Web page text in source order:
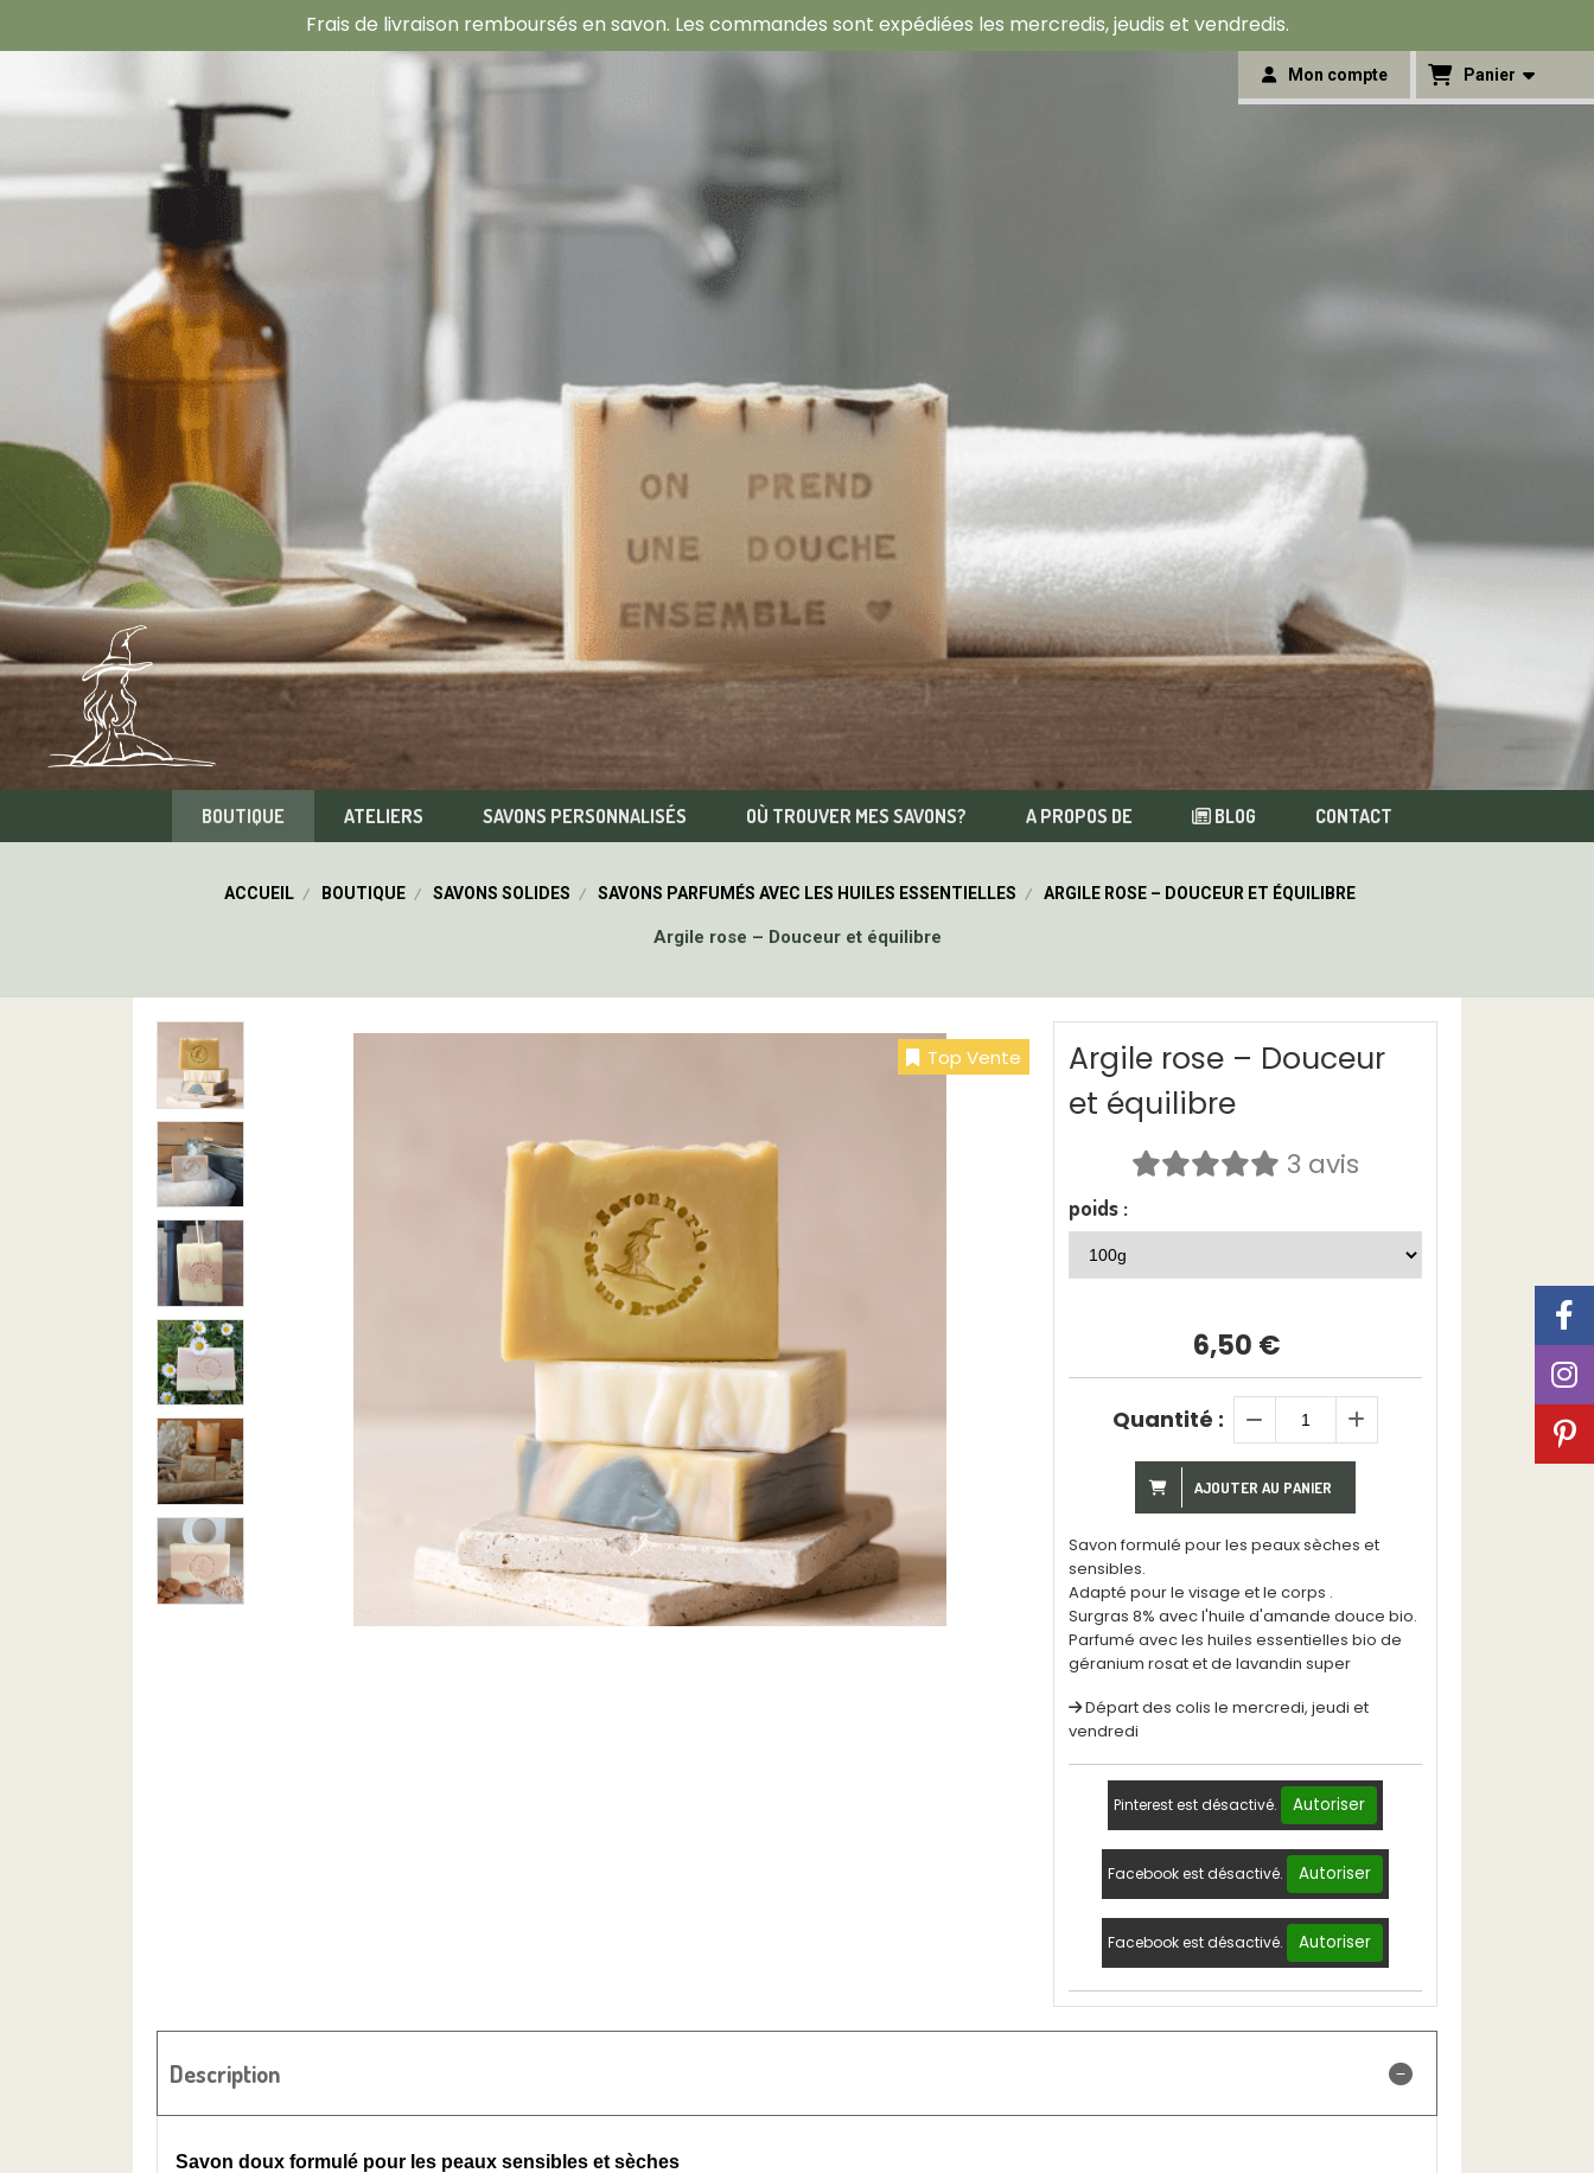
Frais de livraison remboursés en savon. Les commandes sont expédiées les mercredis, jeudis et vendredis.
Mon compte Panier
BOUTIQUE ATELIERS SAVONS PERSONNALISÉS OÙ TROUVER MES SAVONS? A PROPOS DE BLOG CONTACT
ACCUEIL BOUTIQUE SAVONS SOLIDES SAVONS PARFUMÉS AVEC LES HUILES ESSENTIELLES ARGILE ROSE – DOUCEUR ET ÉQUILIBRE
Argile rose – Douceur et équilibre
Top Vente
Argile rose – Douceur
et équilibre
3 avis
poids :
6,50 €
Quantité :
AJOUTER AU PANIER
Savon formulé pour les peaux sèches et
sensibles.
Adapté pour le visage et le corps .
Surgras 8% avec l'huile d'amande douce bio.
Parfumé avec les huiles essentielles bio de
géranium rosat et de lavandin super
Départ des colis le mercredi, jeudi et
vendredi
Pinterest est désactivé. Autoriser
Facebook est désactivé. Autoriser
Facebook est désactivé. Autoriser
Description
Savon doux formulé pour les peaux sensibles et sèches